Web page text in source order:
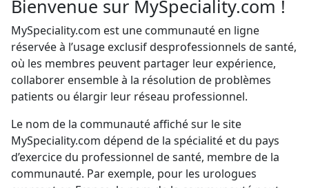
Bienvenue sur MySpeciality.com !
MySpeciality.com est une communauté en ligne
réservée à l’usage exclusif desprofessionnels de santé,
où les membres peuvent partager leur expérience,
collaborer ensemble à la résolution de problèmes
patients ou élargir leur réseau professionnel.
Le nom de la communauté affiché sur le site
MySpeciality.com dépend de la spécialité et du pays
d’exercice du professionnel de santé, membre de la
communauté. Par exemple, pour les urologues